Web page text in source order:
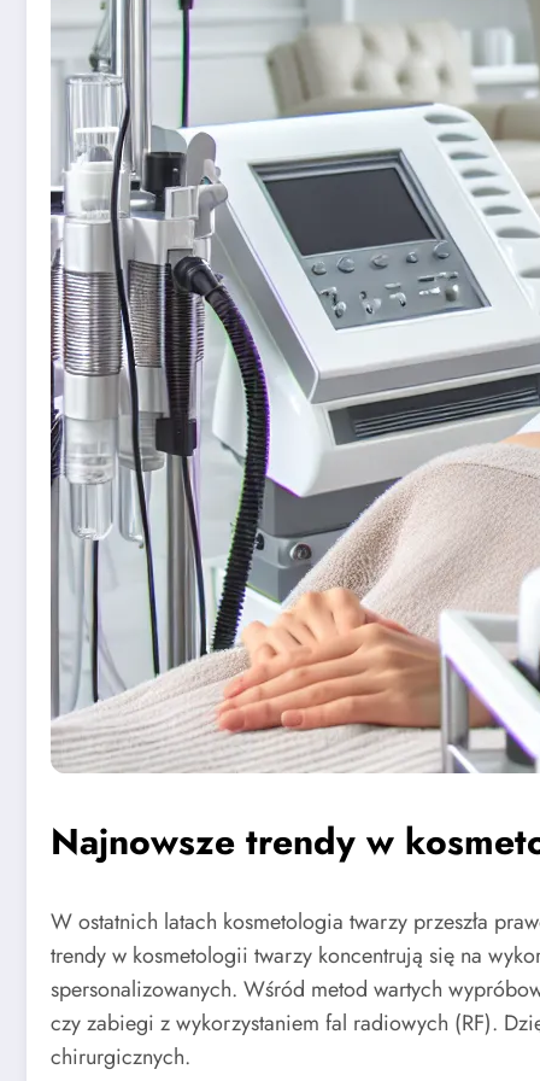
Najnowsze trendy w
W ostatnich latach kosmetologia twarzy przeszła
trendy w kosmetologii twarzy koncentrują się na
spersonalizowanych. Wśród metod wartych
czy zabiegi z wykorzystaniem fal radiowych (RF).
chirurgicznych.